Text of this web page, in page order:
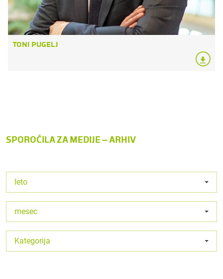
TONI PUGELJ
SPOROČILA ZA MEDIJE – ARHIV
leto
mesec
Kategorija